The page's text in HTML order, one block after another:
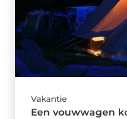
Vakantie
Een vouwwagen